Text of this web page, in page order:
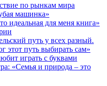
по рынкам мира
машинка»
идеальная для меня книга»
путь у всех разный.
этот путь выбирать сам»
играть с буквами
«Семья и природа – это